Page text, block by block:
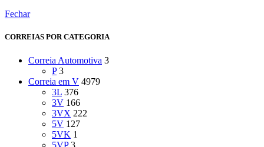
Fechar
CORREIAS POR CATEGORIA
Correia Automotiva 3
P 3
Correia em V 4979
3L 376
3V 166
3VX 222
5V 127
5VK 1
5VP 3